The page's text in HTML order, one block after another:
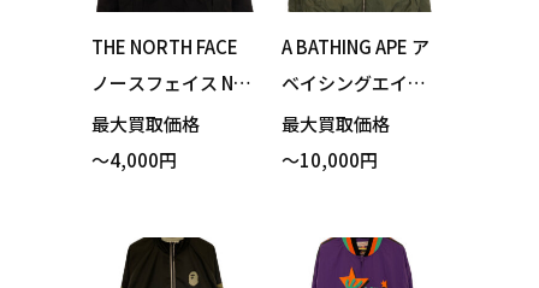
THE NORTH FACE
ノースフェイス NP
72131 Hydrena Wi
nd Jacket ハイドレ
イズ 買い取りまし
最大買取価格
～4,000円
A BATHING APE ア
ベイシングエイプ A
APLJM7449XXH AA
PE REVERSIBLE JA
カーキ カモフラー
最大買取価格
～10,000円